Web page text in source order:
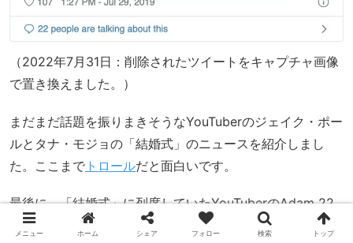
（2022年7月31日：削除されたツイートをキャプチャ画像
で置き換えました。）
まだまだ話題を振りまきそうなYouTuberのジェイク・ポー
ルとタナ・モジョの「結婚式」のニュースを紹介しまし
た。ここまで トロールだと面白いです。
最後に、「結婚式」に列席していたYouTuberのAdam 22
のInstagram投稿を紹介します。
メニュー ホーム シェア フォロー 検索 トップ